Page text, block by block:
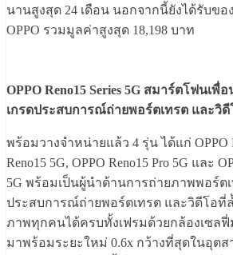
นานสูงสุด 24 เดือน นอกจากนี้ยังได้รับข
OPPO รวมมูลค่าสูงสุด 18,198 บาท
OPPO Reno15 Series 5G สมาร์ตโฟนเ
เกรดประสบการณ์ถ่ายพอร์ตเทรต และวิ
พร้อมวางจำหน่ายแล้ว 4 รุ่น ได้แก่ OPPO
Reno15 5G, OPPO Reno15 Pro 5G และ
5G พร้อมเป็นผู้นำด้านการถ่ายภาพพอร์ต
ประสบการณ์ถ่ายพอร์ตเทรต และวิดีโอที่
ภาพทุกคนได้ครบทั้งเฟรมด้วยกล้องเซลฟี่
มาพร้อมระยะใหม่ 0.6x กว้างที่สุดในอุต